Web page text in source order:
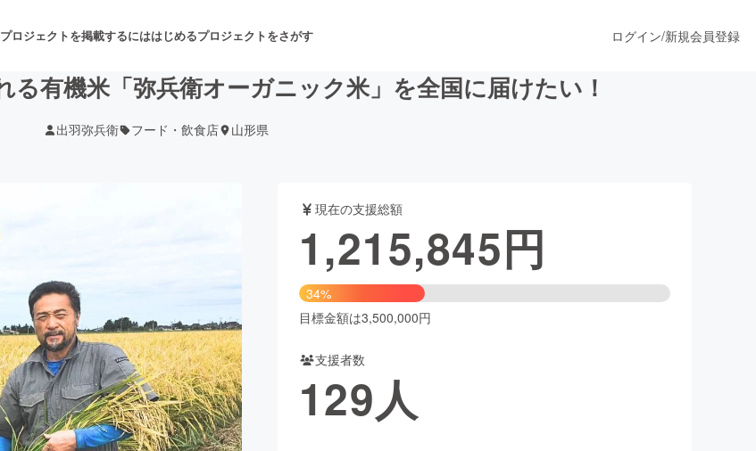
プロジェクトを掲載するにははじめるプロジェクトをさがす
舞台・パフォーマンス
ファッション
・雑誌出版 アニメ・漫画
ンジ ビューティー・ヘルスケア
ログイン/新規会員登録
有機米「弥兵衛オーガニック米」を全国に届けたい！
出羽弥兵衛 フード・飲食店 山形県
現在の支援総額
1,215,845円
34%
目標金額は3,500,000円
支援者数
129人